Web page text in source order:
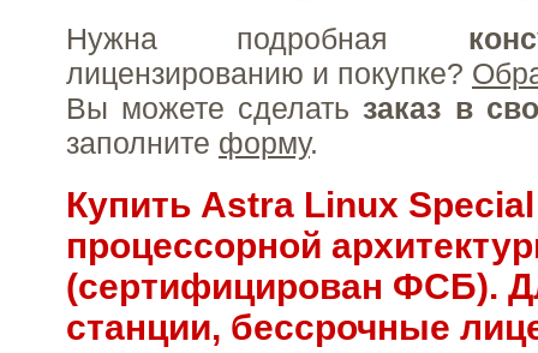
Нужна подробная
лицензированию и покупке?
Вы можете сделать заказ в
заполните форму.
Купить Astra Linux
процессорной
(сертифицирован ФСБ).
станции, бессрочные